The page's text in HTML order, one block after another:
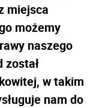
miejsca
możemy
naszego
został
w takim
nam do